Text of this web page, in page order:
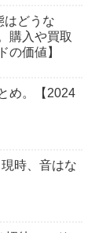
はどうな
購入や買取
の価値】
め。【2024
時、音はな